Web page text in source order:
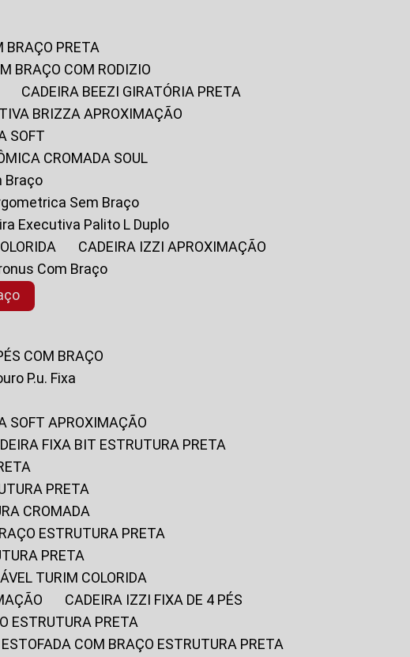
BRAÇO PRETA
BRAÇO COM RODIZIO
CADEIRA BEEZI GIRATÓRIA PRETA
BRIZZA APROXIMAÇÃO
SOFT
CROMADA SOUL
Braço
Sem Braço
Executiva Palito L Duplo
CADEIRA IZZI APROXIMAÇÃO
Com Braço
COM BRAÇO
P.u. Fixa
SOFT APROXIMAÇÃO
FIXA BIT ESTRUTURA PRETA
PRETA
CROMADA
ESTRUTURA PRETA
PRETA
TURIM COLORIDA
CADEIRA IZZI FIXA DE 4 PÉS
ESTRUTURA PRETA
ESTOFADA COM BRAÇO ESTRUTURA PRETA